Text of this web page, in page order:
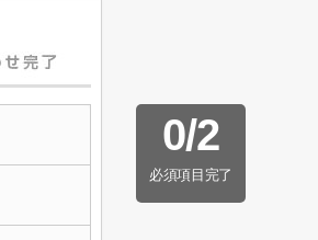
0/2
必須項目完了